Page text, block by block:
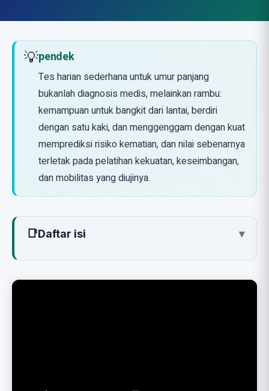
💡pendek
Tes harian sederhana untuk umur panjang
bukanlah diagnosis medis, melainkan rambu:
kemampuan untuk bangkit dari lantai, berdiri
dengan satu kaki, dan menggenggam dengan kuat
memprediksi risiko kematian, dan nilai sebenarnya
terletak pada pelatihan kekuatan, keseimbangan,
dan mobilitas yang diujinya.
📑Daftar isi ▾
Bukti di Balik Tes